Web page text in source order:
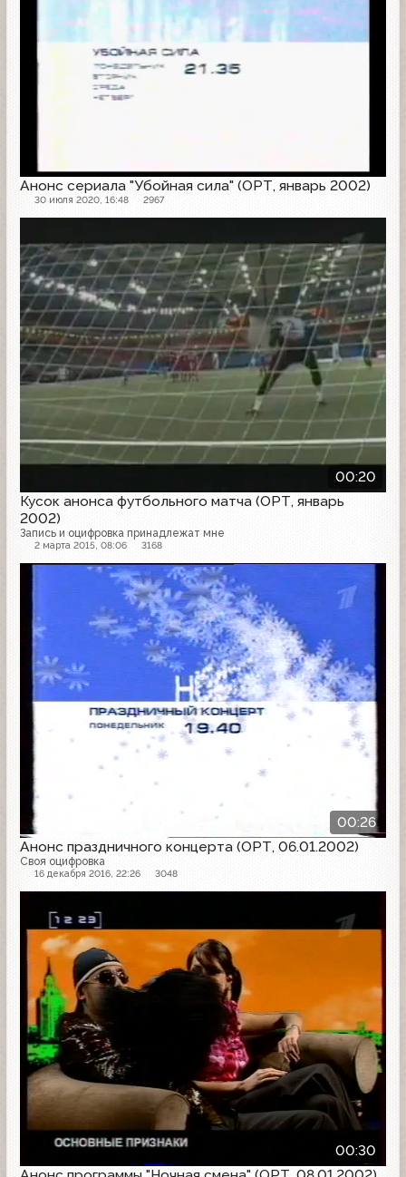
Анонс сериала "Убойная сила" (ОРТ, январь 2002)
30 июля 2020, 16:48 2967
00:20
Кусок анонса футбольного матча (ОРТ, январь
2002)
Запись и оцифровка принадлежат мне
2 марта 2015, 08:06 3168
00:26
Анонс праздничного концерта (ОРТ, 06.01.2002)
Своя оцифровка
16 декабря 2016, 22:26 3048
00:30